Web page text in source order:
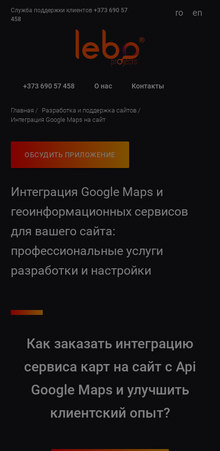
Служба поддержки клиентов+373 690 57
458
ro en
+373 690 57 458 О нас Контакты
Главная
Разработка и поддержка сайтов
Интеграция Google Maps на сайт
ОБСУДИТЬ ПРИЛОЖЕНИЕ
Интеграция Google Maps и
геоинформационных сервисов
для вашего сайта:
профессиональные услуги
разработки и настройки
Как заказать интеграцию
сервиса карт на сайт с Api
Google Maps и улучшить
клиентский опыт?